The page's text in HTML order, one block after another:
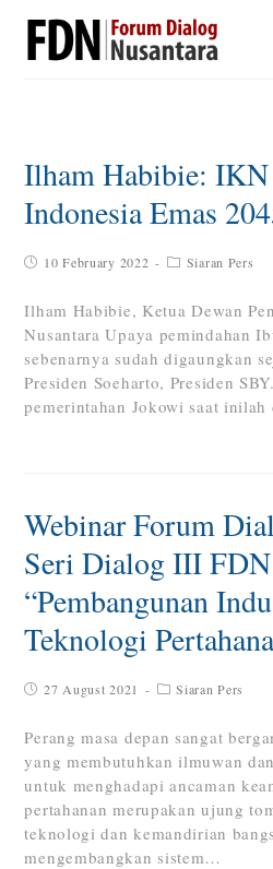
Ilham Habibie:
Indonesia Emas
10 February 2022 Siaran Pers
Ilham Habibie, Ketua Dewan
Nusantara Upaya pemindahan
sebenarnya sudah digaungkan
Presiden Soeharto, Presiden
pemerintahan Jokowi saat
Webinar Forum
Seri Dialog III
“Pembangunan
Teknologi
27 August 2021 Siaran Pers
Perang masa depan sangat
yang membutuhkan ilmuwan
untuk menghadapi ancaman
pertahanan merupakan ujung
teknologi dan kemandirian
mengembangkan sistem…